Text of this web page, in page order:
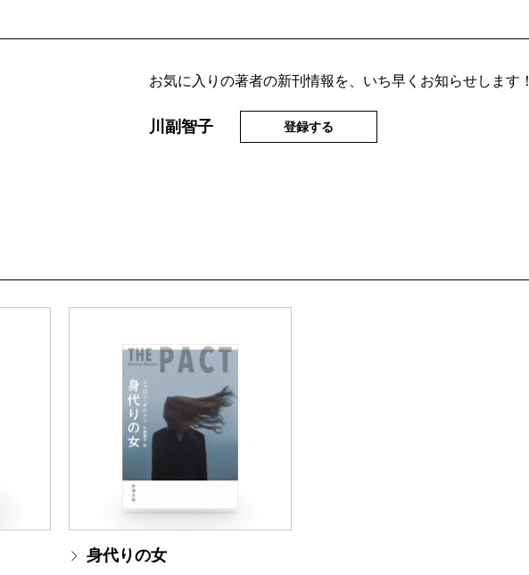
お気に入りの著者の新刊情報を、いち早くお知らせします！
川副智子 登録する
身代りの女